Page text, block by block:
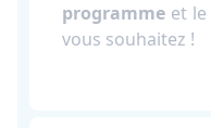
programme et le
vous souhaitez !